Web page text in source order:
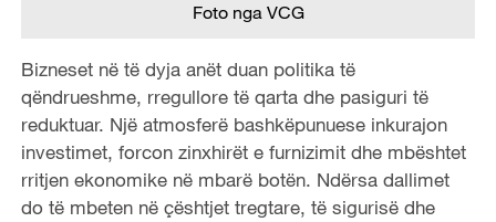
Foto nga VCG
Bizneset në të dyja anët duan politika të
qëndrueshme, rregullore të qarta dhe pasiguri të
reduktuar. Një atmosferë bashkëpunuese inkurajon
investimet, forcon zinxhirët e furnizimit dhe mbështet
rritjen ekonomike në mbarë botën. Ndërsa dallimet
do të mbeten në çështjet tregtare, të sigurisë dhe